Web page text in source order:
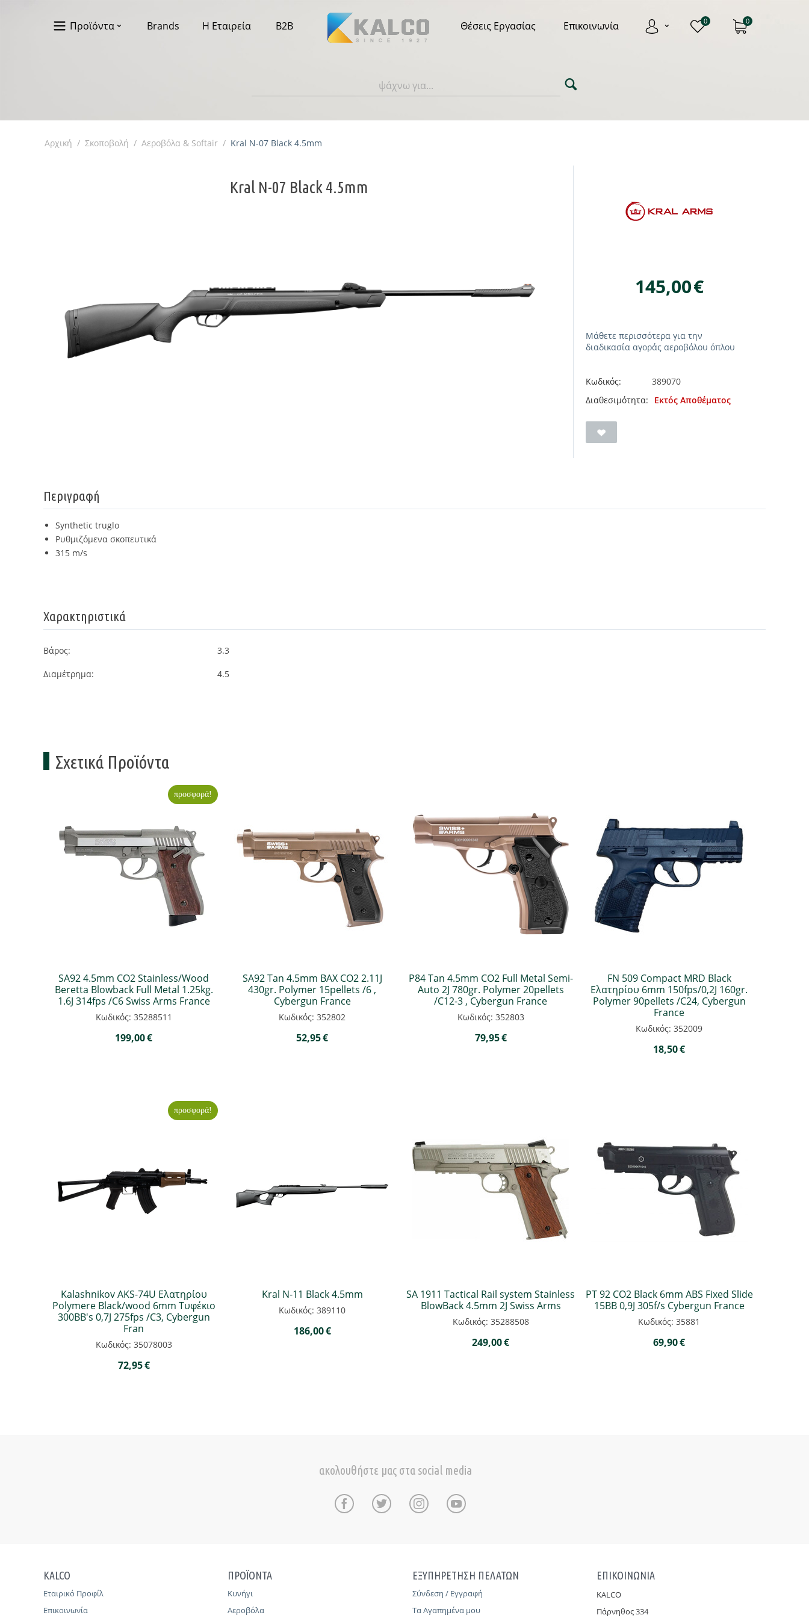
Προϊόντα Brands Η Εταιρεία B2B Θέσεις Εργασίας Επικοινωνία 0 0
Αρχική / Σκοποβολή / Αεροβόλα & Softair / Kral N-07 Black 4.5mm
Kral N-07 Black 4.5mm
145,00€
Μάθετε περισσότερα για την
διαδικασία αγοράς αεροβόλου όπλου
Κωδικός:
389070
Διαθεσιμότητα:
Εκτός Αποθέματος
Περιγραφή
Synthetic truglo
Ρυθμιζόμενα σκοπευτικά
315 m/s
Χαρακτηριστικά
Βάρος: 3.3
Διαμέτρημα: 4.5
Σχετικά Προϊόντα
προσφορά!
SA92 4.5mm CO2 Stainless/Wood
Beretta Blowback Full Metal 1.25kg.
1.6J 314fps /C6 Swiss Arms France
Κωδικός: 35288511
199,00€
SA92 Tan 4.5mm BAX CO2 2.11J
430gr. Polymer 15pellets /6 ,
Cybergun France
Κωδικός: 352802
52,95€
P84 Tan 4.5mm CO2 Full Metal Semi-
Auto 2J 780gr. Polymer 20pellets
/C12-3 , Cybergun France
Κωδικός: 352803
79,95€
FN 509 Compact MRD Black
Ελατηρίου 6mm 150fps/0,2J 160gr.
Polymer 90pellets /C24, Cybergun
France
Κωδικός: 352009
18,50€
προσφορά!
Kalashnikov ΑΚS-74U Ελατηρίου
Polymere Black/wood 6mm Τυφέκιο
300BB's 0,7J 275fps /C3, Cybergun
Fran
Κωδικός: 35078003
72,95€
Kral N-11 Black 4.5mm
Κωδικός: 389110
186,00€
SA 1911 Tactical Rail system Stainless
BlowBack 4.5mm 2J Swiss Arms
Κωδικός: 35288508
249,00€
PT 92 CO2 Black 6mm ABS Fixed Slide
15BB 0,9J 305f/s Cybergun France
Κωδικός: 35881
69,90€
ακολουθήστε μας στα social media
KALCO
Εταιρικό Προφίλ
Επικοινωνία
ΠΡΟΪΟΝΤΑ
Κυνήγι
Αεροβόλα
ΕΞΥΠΗΡΕΤΗΣΗ ΠΕΛΑΤΩΝ
Σύνδεση / Εγγραφή
Τα Αγαπημένα μου
ΕΠΙΚΟΙΝΩΝΙΑ
KALCO
Πάρνηθoς 334